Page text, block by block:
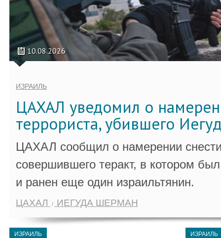
10.08.2026
ИЗРАИЛЬ
ЦАХАЛ уведомил о
террориста, убившего
ЦАХАЛ сообщил о намерении
совершившего теракт, в котором
и ранен еще один израильтянин.
ЦАХАЛ ИЕГУДА ШЕРМАН
ИЗРАИЛЬ ИЗРАИЛЬ